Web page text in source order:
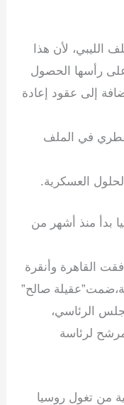
الليبي، لأن هذا
رأسها الحصول
إلى عقود إعادة
في الملف
العسكرية.
بدأ منذ أشهر من
٢٠٢١ عندما توافقت القاهرة وأنقرة
صالح”
الرئاسي،
لرئاسة
من تغول روسيا